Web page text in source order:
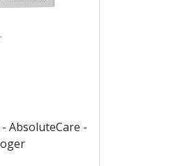
- AbsoluteCare -